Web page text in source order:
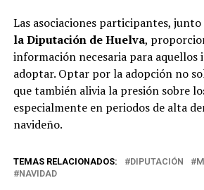
Las asociaciones participantes,
la Diputación de Huelva,
información necesaria para aquellos
adoptar. Optar por la adopción no
que también alivia la presión sobre
especialmente en periodos de alta
navideño.
TEMAS RELACIONADOS: DIPUTACIÓN
NAVIDAD